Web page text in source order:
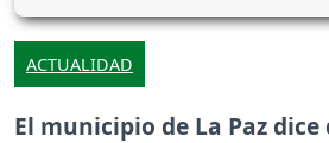
ACTUALIDAD
El municipio de La Paz